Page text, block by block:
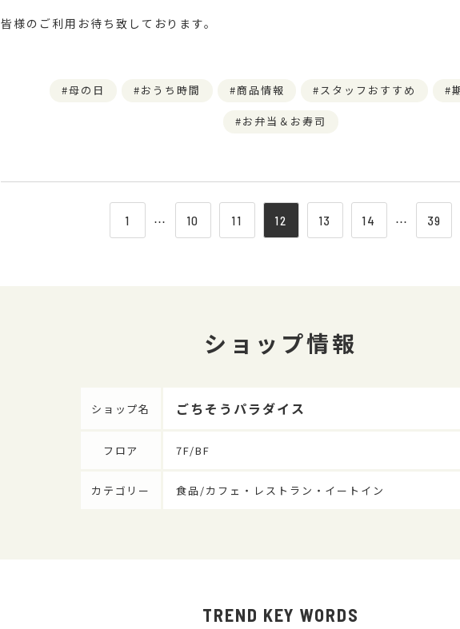
皆様のご利用お待ち致しております。
母の日 おうち時間 商品情報 スタッフおすすめ
お弁当＆お寿司
1 ⋯ 10 11 12 13 14 ⋯ 39
ショップ情報
ショップ名 ごちそうパラダイス
フロア 7F/BF
カテゴリー 食品/カフェ・レストラン・イートイン
TREND KEY WORDS